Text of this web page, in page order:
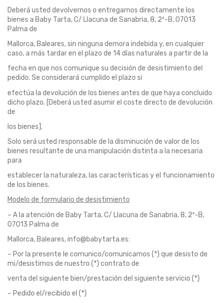
Deberá usted devolvernos o entregarnos directamente los
bienes a Baby Tarta, C/ Llacuna de Sanabria, 8, 2º-B, 07013
Palma de
Mallorca, Baleares, sin ninguna demora indebida y, en cualquier
caso, a más tardar en el plazo de 14 días naturales a partir de la
fecha en que nos comunique su decisión de desistimiento del
pedido. Se considerará cumplido el plazo si
efectúa la devolución de los bienes antes de que haya concluido
dicho plazo. [Deberá usted asumir el coste directo de devolución
de
los bienes].
Solo será usted responsable de la disminución de valor de los
bienes resultante de una manipulación distinta a la necesaria
para
establecer la naturaleza, las características y el funcionamiento
de los bienes.
Modelo de formulario de desistimiento
– A la atención de Baby Tarta, C/ Llacuna de Sanabria, 8, 2º-B,
07013 Palma de
Mallorca, Baleares, info@babytarta.es:
– Por la presente le comunico/comunicamos (*) que desisto de
mi/desistimos de nuestro (*) contrato de
venta del siguiente bien/prestación del siguiente servicio (*)
– Pedido el/recibido el (*)